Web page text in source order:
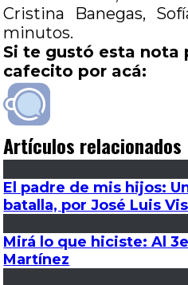
Cristina Banegas,
minutos.
Si te gustó esta nota
cafecito por acá:
Artículos relacionados
El padre de mis hijos:
batalla, por José Luis
Mirá lo que hiciste: Al
Martínez